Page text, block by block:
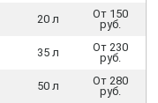
20 л
От 150
руб.
35 л
От 230
руб.
50 л
От 280
руб.